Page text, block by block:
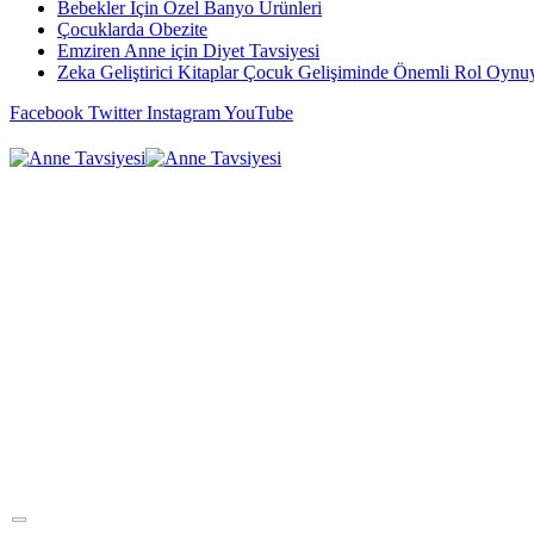
Bebekler İçin Özel Banyo Ürünleri
Çocuklarda Obezite
Emziren Anne için Diyet Tavsiyesi
Zeka Geliştirici Kitaplar Çocuk Gelişiminde Önemli Rol
Facebook Twitter InstagramYouTube